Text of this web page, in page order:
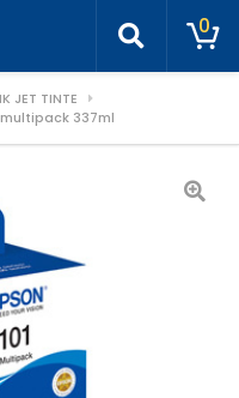
0
JET TINTE
multipack 337ml